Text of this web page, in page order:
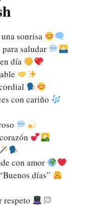
sonrisa
para saludar
día
con cariño
con amor
días”
respeto